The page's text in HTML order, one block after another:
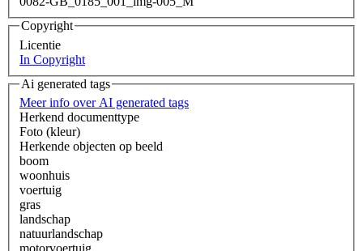
Copyright
Licentie
In Copyright
Ai generated tags
Meer info over AI generated tags
Herkend documenttype
Foto (kleur)
Herkende objecten op beeld
boom
woonhuis
voertuig
gras
landschap
natuurlandschap